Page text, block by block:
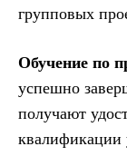
групповых
Обучение по
успешно
получают